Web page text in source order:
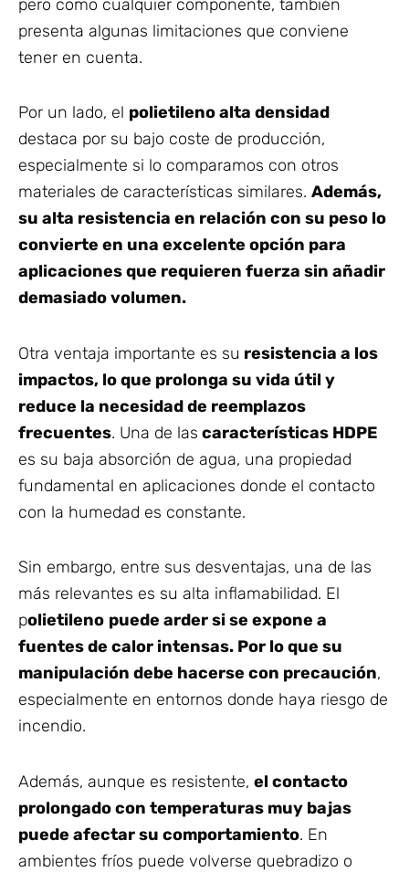
pero como cualquier componente, también
presenta algunas limitaciones que conviene
tener en cuenta.
Por un lado, el polietileno alta densidad
destaca por su bajo coste de producción,
especialmente si lo comparamos con otros
materiales de características similares. Además,
su alta resistencia en relación con su peso lo
convierte en una excelente opción para
aplicaciones que requieren fuerza sin añadir
demasiado volumen.
Otra ventaja importante es su resistencia a los
impactos, lo que prolonga su vida útil y
reduce la necesidad de reemplazos
frecuentes. Una de las características HDPE
es su baja absorción de agua, una propiedad
fundamental en aplicaciones donde el contacto
con la humedad es constante.
Sin embargo, entre sus desventajas, una de las
más relevantes es su alta inflamabilidad. El
polietileno puede arder si se expone a
fuentes de calor intensas. Por lo que su
manipulación debe hacerse con precaución,
especialmente en entornos donde haya riesgo de
incendio.
Además, aunque es resistente, el contacto
prolongado con temperaturas muy bajas
puede afectar su comportamiento. En
ambientes fríos puede volverse quebradizo o